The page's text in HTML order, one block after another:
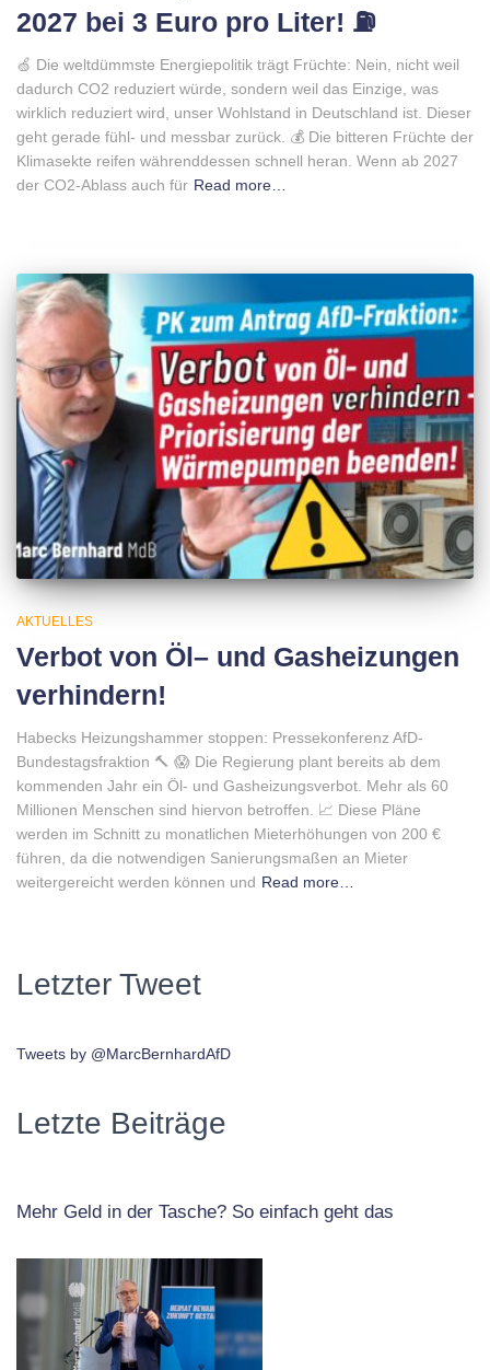
2027 bei 3 Euro pro Liter! ⛽️
🍏 Die weltdümmste Energiepolitik trägt Früchte: Nein, nicht weil
dadurch CO2 reduziert würde, sondern weil das Einzige, was
wirklich reduziert wird, unser Wohlstand in Deutschland ist. Dieser
geht gerade fühl- und messbar zurück. 💰 Die bitteren Früchte der
Klimasekte reifen währenddessen schnell heran. Wenn ab 2027
der CO2-Ablass auch für Read more…
AKTUELLES
Verbot von Öl– und Gasheizungen
verhindern!
Habecks Heizungshammer stoppen: Pressekonferenz AfD-
Bundestagsfraktion 🔨 😱 Die Regierung plant bereits ab dem
kommenden Jahr ein Öl- und Gasheizungsverbot. Mehr als 60
Millionen Menschen sind hiervon betroffen. 📈 Diese Pläne
werden im Schnitt zu monatlichen Mieterhöhungen von 200 €
führen, da die notwendigen Sanierungsmaßen an Mieter
weitergereicht werden können und Read more…
Letzter Tweet
Tweets by @MarcBernhardAfD
Letzte Beiträge
Mehr Geld in der Tasche? So einfach geht das